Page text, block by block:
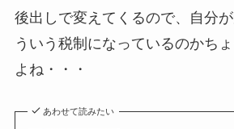
後出しで変えてくるので、自分
ういう税制になっているのかち
よね・・・
あわせて読みたい